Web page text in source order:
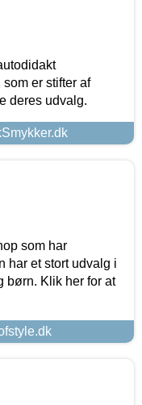
er stifter af
deres udvalg.
som har
har et stort udvalg i
børn. Klik her for at